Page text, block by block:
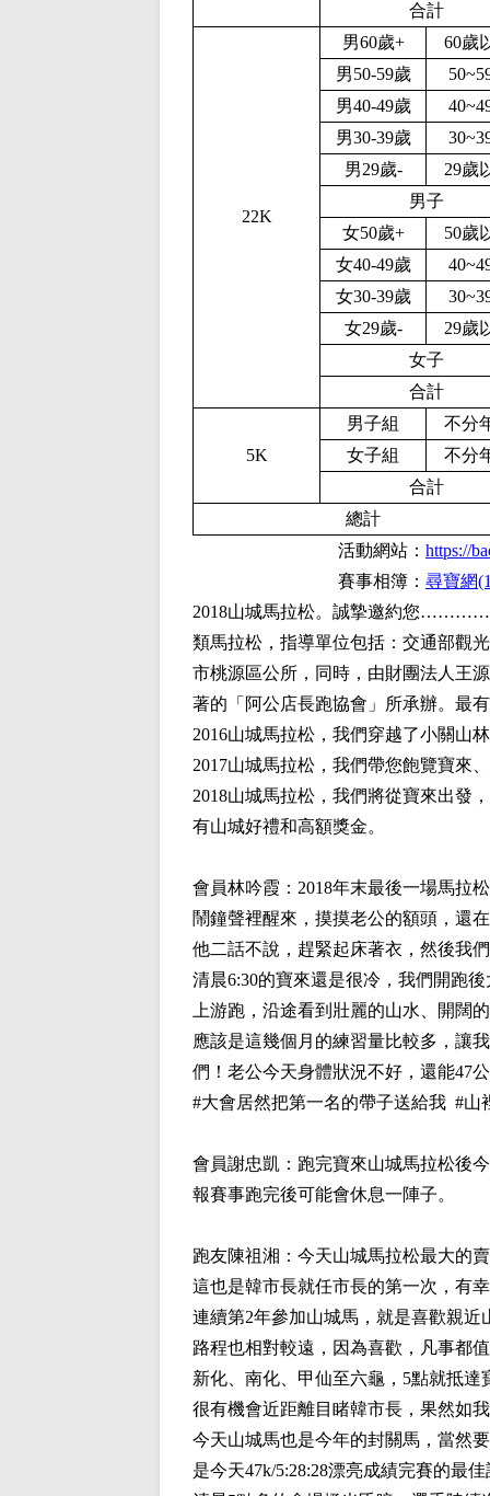
合計
22K
男60歲+
60歲
男50-59歲
男40-49歲
男30-39歲
男29歲-
29歲
男子
女50歲+
50歲
女40-49歲
女30-39歲
女29歲-
29歲
女子
合計
5K
男子組
不分
女子組
不分
合計
總計
活動網站： https://
賽事相簿： 尋寶網
2018山城馬拉松。誠摯邀約您
類馬拉松，指導單位包括：交通部觀
市桃源區公所，同時，由財團法人王
著的「阿公店長跑協會」所承辦。最
2016山城馬拉松，我們穿越了小關山
2017山城馬拉松，我們帶您飽覽寶來
2018山城馬拉松，我們將從寶來出發
有山城好禮和高額獎金。
會員林吟霞 ：2018年末最後一場馬拉
鬧鐘聲裡醒來，摸摸老公的額頭，還
他二話不說，趕緊起床著衣，然後我
清晨6:30的寶來還是很冷，我們開跑
上游跑，沿途看到壯麗的山水、開闊
應該是這幾個月的練習量比較多，讓
們！老公今天身體狀況不好，還能47
#大會居然把第一名的帶子送給我 #
會員謝忠凱 ：跑完寶來山城馬拉松後
報賽事跑完後可能會休息一陣子。
跑友陳祖湘 ：今天山城馬拉松最大的
這也是韓市長就任市長的第一次，有
連續第2年參加山城馬，就是喜歡親
路程也相對較遠，因為喜歡，凡事都
新化、南化、甲仙至六龜，5點就抵
很有機會近距離目睹韓市長，果然如
今天山城馬也是今年的封關馬，當然
是今天47k/5:28:28漂亮成績完賽的最